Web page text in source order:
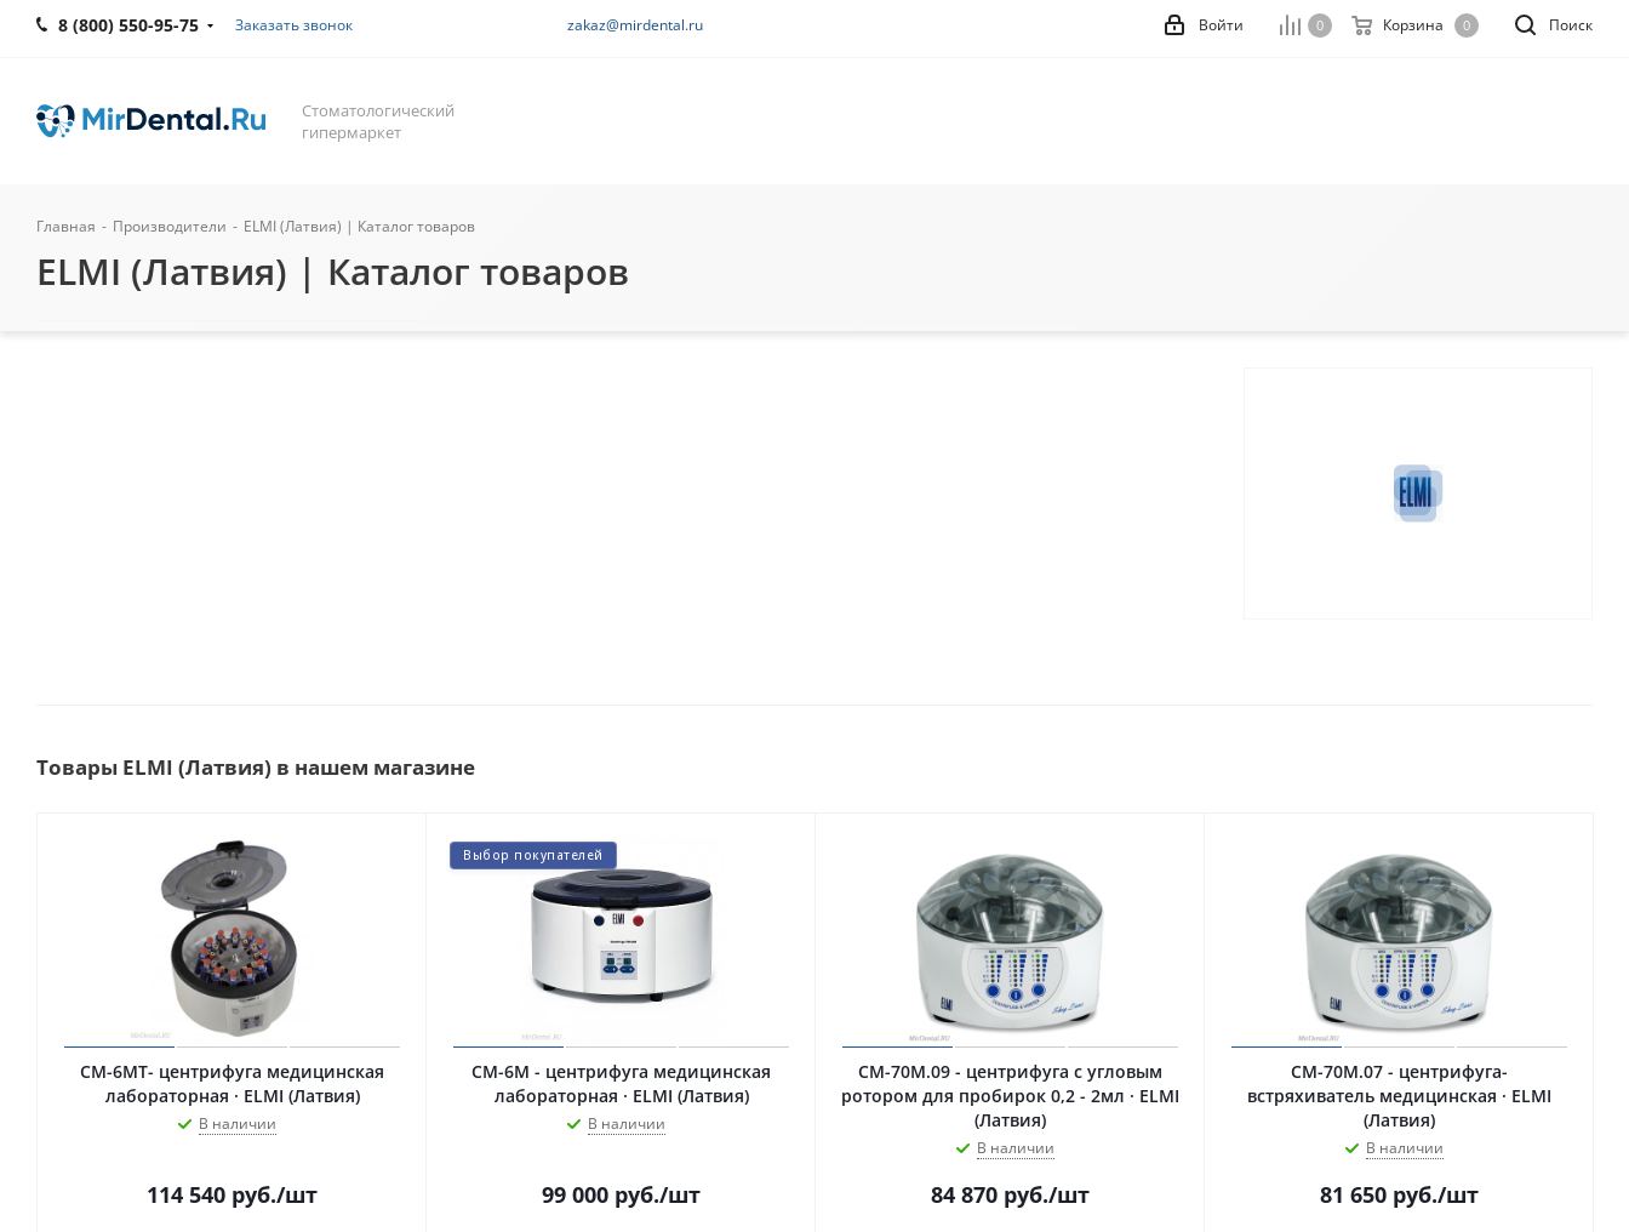
8 (800) 550-95-75 Заказать звонок zakaz@mirdental.ru Поиск
0 Корзина 0
Войти
Стоматологический
гипермаркет
Главная - Производители - ELMI (Латвия) | Каталог товаров
ELMI (Латвия) | Каталог товаров
Товары ELMI (Латвия) в нашем магазине
CM-6MT- центрифуга медицинская
лабораторная · ELMI (Латвия)
В наличии
114 540 руб./шт
Выбор покупателей
CM-6M - центрифуга медицинская
лабораторная · ELMI (Латвия)
В наличии
99 000 руб./шт
CM-70M.09 - центрифуга с угловым
ротором для пробирок 0,2 - 2мл · ELMI
(Латвия)
В наличии
84 870 руб./шт
CM-70M.07 - центрифуга-
встряхиватель медицинская · ELMI
(Латвия)
В наличии
81 650 руб./шт